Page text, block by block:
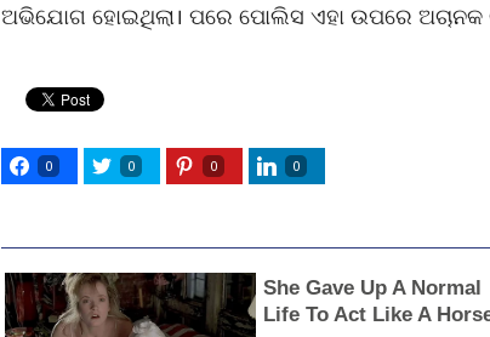
ଅଭିଯୋଗ ହୋଇଥିଲା। ପରେ ପୋଲିସ ଏହା ଉପରେ ଅଚାନକ
0 0 0 0